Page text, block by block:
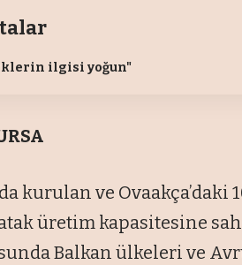
ilgisi yoğun"
kurulan ve
üretim kapasitesine
Balkan ülkeleri ve